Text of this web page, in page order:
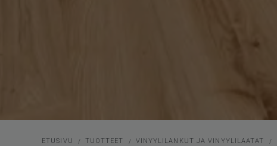
ETUSIVU TUOTTEET VINYYLILANKUT JA VINYYLILAATAT